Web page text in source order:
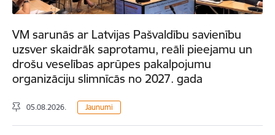
VM sarunās ar Latvijas Pašvaldību savienību
uzsver skaidrāk saprotamu, reāli pieejamu un
drošu veselības aprūpes pakalpojumu
organizāciju slimnīcās no 2027. gada
05.08.2026. Jaunumi